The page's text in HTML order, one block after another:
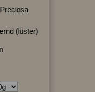
(lüster)